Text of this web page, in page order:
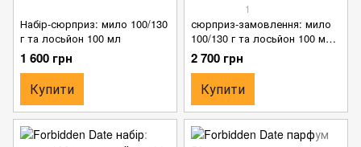
Набір-сюрприз: мило 100/130
г та лосьйон 100 мл
1 600 грн
Купити
1
сюрприз-замовлення: мило
100/130 г та лосьйон 100 мл
та ще щось
2 700 грн
Купити